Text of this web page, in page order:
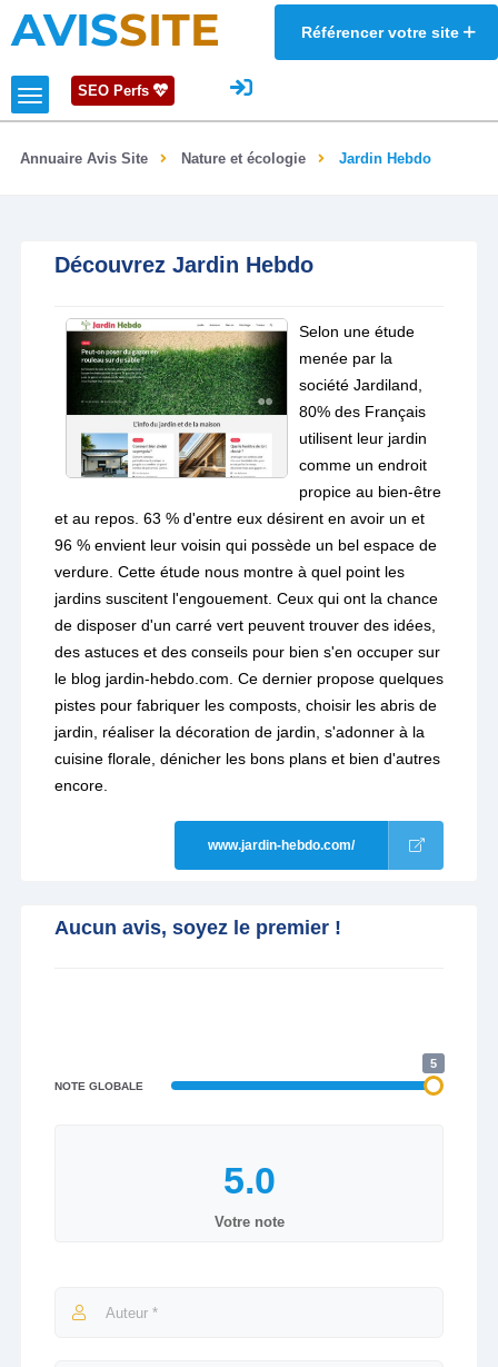
AVISSITE Référencer votre site
SEO Perfs
Annuaire Avis Site Nature et écologie Jardin Hebdo
Découvrez Jardin Hebdo
Selon une étude
menée par la
société Jardiland,
80% des Français
utilisent leur jardin
comme un endroit
propice au bien-être
et au repos. 63 % d'entre eux désirent en avoir un et
96 % envient leur voisin qui possède un bel espace de
verdure. Cette étude nous montre à quel point les
jardins suscitent l'engouement. Ceux qui ont la chance
de disposer d'un carré vert peuvent trouver des idées,
des astuces et des conseils pour bien s'en occuper sur
le blog jardin-hebdo.com. Ce dernier propose quelques
pistes pour fabriquer les composts, choisir les abris de
jardin, réaliser la décoration de jardin, s'adonner à la
cuisine florale, dénicher les bons plans et bien d'autres
encore.
www.jardin-hebdo.com/
Aucun avis, soyez le premier !
NOTE GLOBALE
5
Votre note